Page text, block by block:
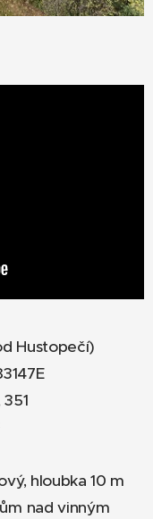
Hustopečí)
hloubka 10 m
nad vinným